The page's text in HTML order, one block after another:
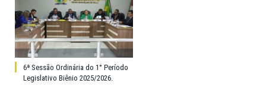
6ª Sessão Ordinária do 1° Período
Legislativo Biênio 2025/2026.